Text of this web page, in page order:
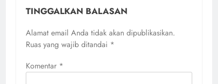
TINGGALKAN BALASAN
Alamat email Anda tidak akan dipublikasikan.
Ruas yang wajib ditandai *
Komentar *